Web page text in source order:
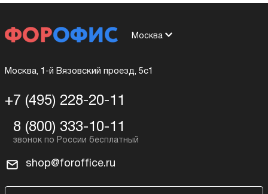
Москва
Москва, 1-й Вязовский проезд, 5с1
+7 (495) 228-20-11
8 (800) 333-10-11
shop@foroffice.ru